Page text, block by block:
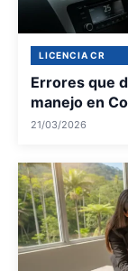
LICENCIA CR
Errores que
manejo en
21/03/2026